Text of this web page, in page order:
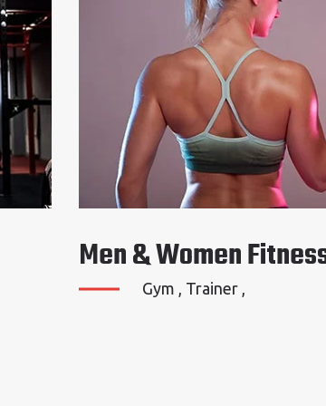
Dumbbelling Gallery
Fitness , Gym ,